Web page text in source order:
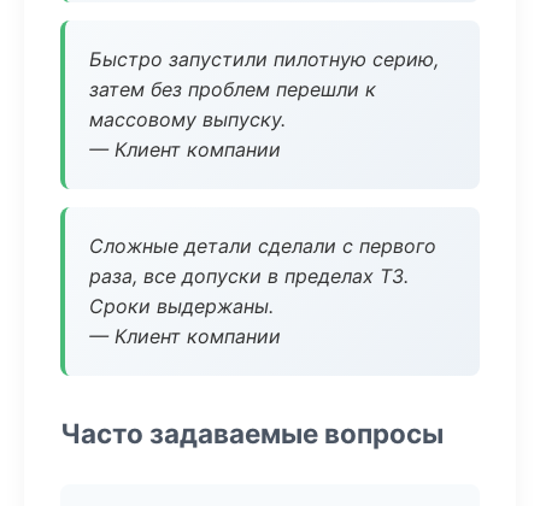
Быстро запустили пилотную серию,
затем без проблем перешли к
массовому выпуску.
— Клиент компании
Сложные детали сделали с первого
раза, все допуски в пределах ТЗ.
Сроки выдержаны.
— Клиент компании
Часто задаваемые вопросы